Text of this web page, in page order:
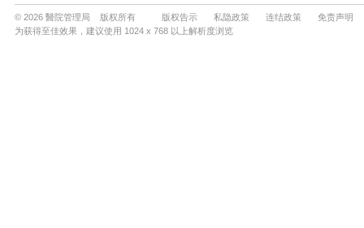
© 2026 醫院管理局 版权所有 版权告示 私隐政策 连结政策
免责声明
为获得至佳效果，建议使用 1024 x 768 以上解析度浏览